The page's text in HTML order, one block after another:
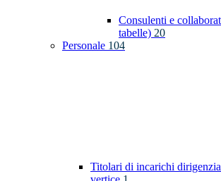
Consulenti e
tabelle) 20
Personale 104
Titolari di incarichi